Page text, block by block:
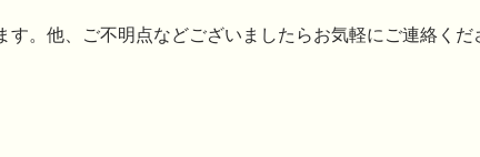
。他、ご不明点などございましたらお気軽にご連絡くだ